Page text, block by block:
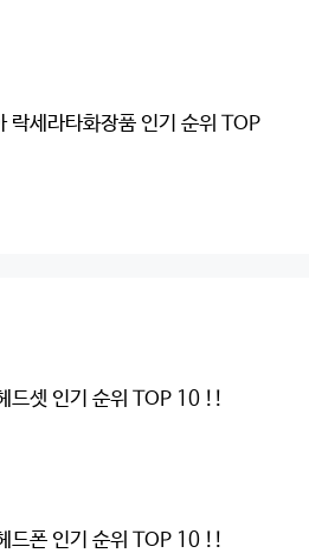
락세라타화장품 인기 순위 TOP
드셋 인기 순위 TOP 10 !!
드폰 인기 순위 TOP 10 !!